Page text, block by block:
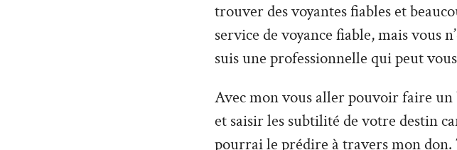
trouver des voyantes fiables et
service de voyance fiable, mais vous
suis une professionnelle qui peut
Avec mon vous aller pouvoir faire
et saisir les subtilité de votre destin
pourrai le prédire à travers mon don.